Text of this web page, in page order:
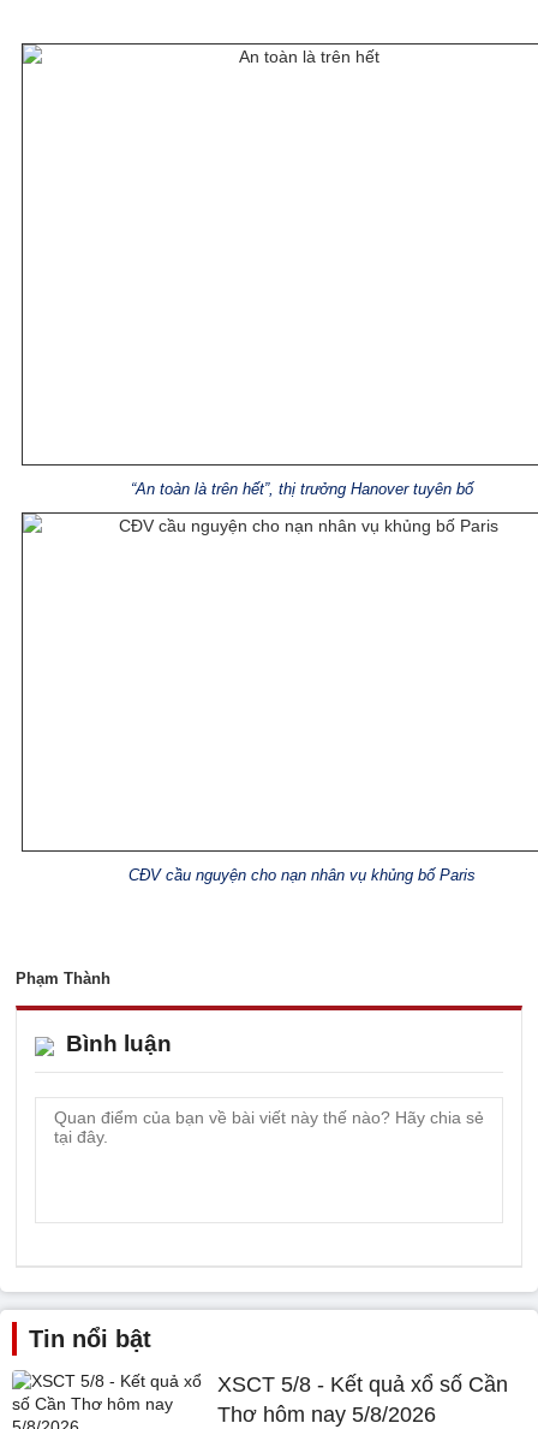
“An toàn là trên hết”, thị trưởng Hanover tuyên bố
CĐV cầu nguyện cho nạn nhân vụ khủng bố Paris
Phạm Thành
Bình luận
Tin nổi bật
XSCT 5/8 - Kết quả xổ số Cần
Thơ hôm nay 5/8/2026